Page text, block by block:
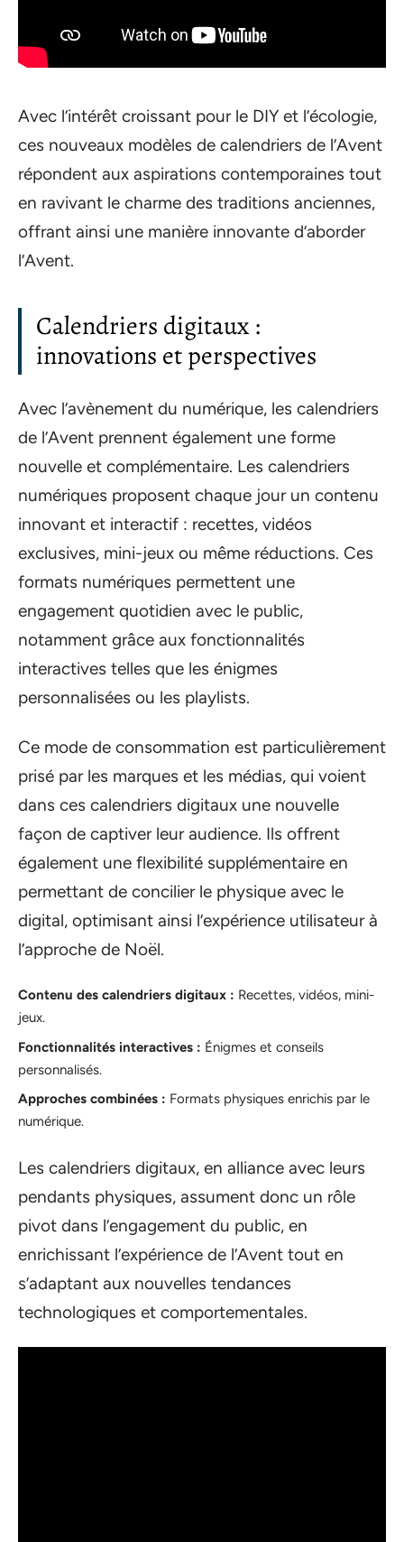
Avec l’intérêt croissant pour le DIY et l’écologie,
ces nouveaux modèles de calendriers de l’Avent
répondent aux aspirations contemporaines tout
en ravivant le charme des traditions anciennes,
offrant ainsi une manière innovante d’aborder
l’Avent.
Calendriers digitaux :
innovations et perspectives
Avec l’avènement du numérique, les calendriers
de l’Avent prennent également une forme
nouvelle et complémentaire. Les calendriers
numériques proposent chaque jour un contenu
innovant et interactif : recettes, vidéos
exclusives, mini-jeux ou même réductions. Ces
formats numériques permettent une
engagement quotidien avec le public,
notamment grâce aux fonctionnalités
interactives telles que les énigmes
personnalisées ou les playlists.
Ce mode de consommation est particulièrement
prisé par les marques et les médias, qui voient
dans ces calendriers digitaux une nouvelle
façon de captiver leur audience. Ils offrent
également une flexibilité supplémentaire en
permettant de concilier le physique avec le
digital, optimisant ainsi l’expérience utilisateur à
l’approche de Noël.
Contenu des calendriers digitaux : Recettes, vidéos, mini-
jeux.
Fonctionnalités interactives : Énigmes et conseils
personnalisés.
Approches combinées : Formats physiques enrichis par le
numérique.
Les calendriers digitaux, en alliance avec leurs
pendants physiques, assument donc un rôle
pivot dans l’engagement du public, en
enrichissant l’expérience de l’Avent tout en
s’adaptant aux nouvelles tendances
technologiques et comportementales.